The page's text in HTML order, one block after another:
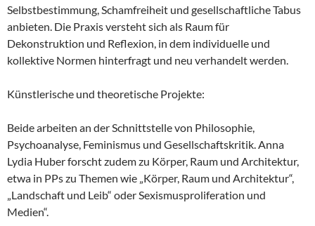
Selbstbestimmung, Schamfreiheit und gesellschaftliche Tabus
anbieten. Die Praxis versteht sich als Raum für
Dekonstruktion und Reflexion, in dem individuelle und
kollektive Normen hinterfragt und neu verhandelt werden.
Künstlerische und theoretische Projekte:
Beide arbeiten an der Schnittstelle von Philosophie,
Psychoanalyse, Feminismus und Gesellschaftskritik. Anna
Lydia Huber forscht zudem zu Körper, Raum und Architektur,
etwa in PPs zu Themen wie „Körper, Raum und Architektur“,
„Landschaft und Leib“ oder Sexismusproliferation und
Medien“.